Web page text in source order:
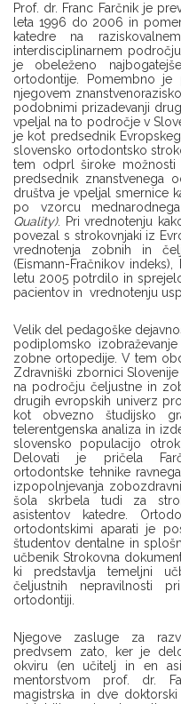
Prof. dr. Franc Farčnik je
leta 1996 do 2006 in
katedre na
interdisciplinarnem
je obeleženo
ortodontije. Pomembno
njegovem
podobnimi prizadevanji
vpeljal na to področje v
je kot predsednik
slovensko ortodontsko
tem odprl široke možnosti
predsednik znanstvenega
društva je vpeljal smernice
po vzorcu
Quality). Pri vrednotenju
povezal s strokovnjaki iz
vrednotenja zobnih in
(Eismann-Fračnikov
letu 2005 potrdilo in
pacientov in vrednotenju
Velik del pedagoške
podiplomsko
zobne ortopedije. V tem
Zdravniški zbornici
na področju čeljustne in
drugih evropskih univerz
kot obvezno študijsko
telerentgenska analiza in
slovensko populacijo
Delovati je pričela
ortodontske tehnike
izpopolnjevanja
šola skrbela tudi za
asistentov katedre.
ortodontskimi aparati je
študentov dentalne in
učbenik Strokovna
ki predstavlja temeljni
čeljustnih nepravilnosti
ortodontiji.
Njegove zasluge za
predvsem zato, ker je
okviru (en učitelj in en
mentorstvom prof. dr.
magistrska in dve